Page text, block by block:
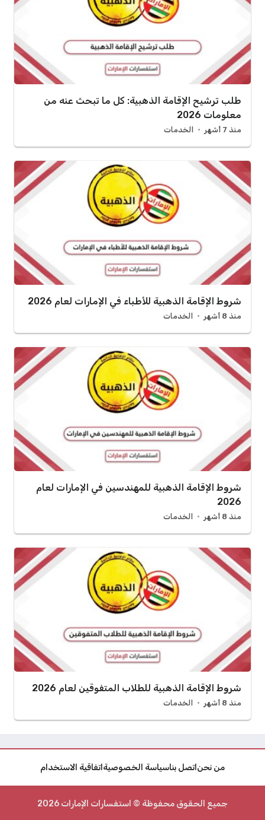
طلب ترشيح الإقامة الذهبية: كل ما تبحث عنه من
معلومات 2026
منذ 7 أشهر الخدمات
شروط الإقامة الذهبية للأطباء في الإمارات لعام 2026
منذ 8 أشهر الخدمات
شروط الإقامة الذهبية للمهندسين في الإمارات لعام
2026
منذ 8 أشهر الخدمات
شروط الإقامة الذهبية للطلاب المتفوقين لعام 2026
منذ 8 أشهر الخدمات
من نحن اتصل بناسياسة الخصوصية اتفاقية الاستخدام
جميع الحقوق محفوظة © استفسارات الإمارات 2026